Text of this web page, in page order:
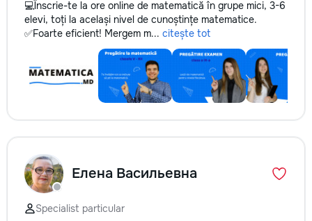
💻Înscrie-te la ore online de matematică în grupe mici, 3-6
elevi, toți la același nivel de cunoștințe matematice.
✅Foarte eficient! Mergem m... citește tot
Елена Васильевна
Specialist particular